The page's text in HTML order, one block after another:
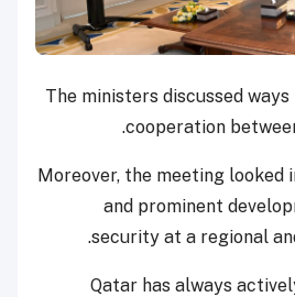
The ministers discussed
cooperation
Moreover, the meeting looked
and prominent
security at a regional
Qatar has always